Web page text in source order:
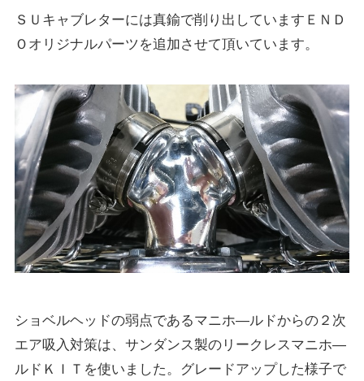
ＳＵキャブレターには真鍮で削り出していますＥＮＤ
Ｏオリジナルパーツを追加させて頂いています。
ショベルヘッドの弱点であるマニホ―ルドからの２次
エア吸入対策は、サンダンス製のリークレスマニホ―
ルドＫＩＴを使いました。グレードアップした様子で